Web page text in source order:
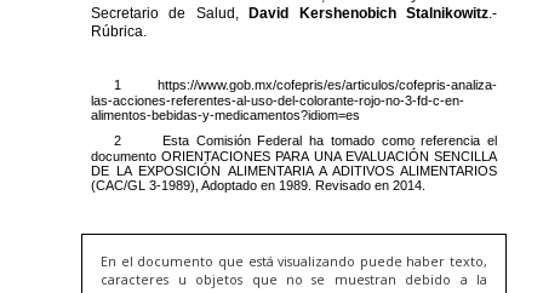
En el documento que está visualizando puede haber texto,
caracteres u objetos que no se muestran debido a la